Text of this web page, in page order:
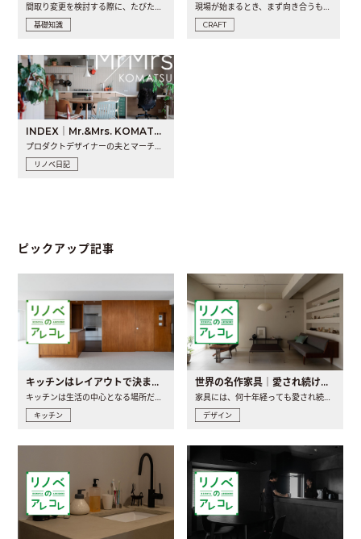
間取り変更を検討する際に、たびたび皆さんの頭を悩ませる動か..
基礎知識
現場が始まるとき、まず向き合うものの一つがコンセントです..
CRAFT
INDEX｜Mr.&Mrs. KOMATSU renovation diary
プロダクトデザイナーの夫とマーチャンダイザーの妻が、夫婦で..
リノベ日記
ピックアップ記事
キッチンはレイアウトで決まる。後悔しないための考え方と選び方
キッチン
世界の名作家具｜愛され続ける理由と一生モノとの出会い方
デザイン